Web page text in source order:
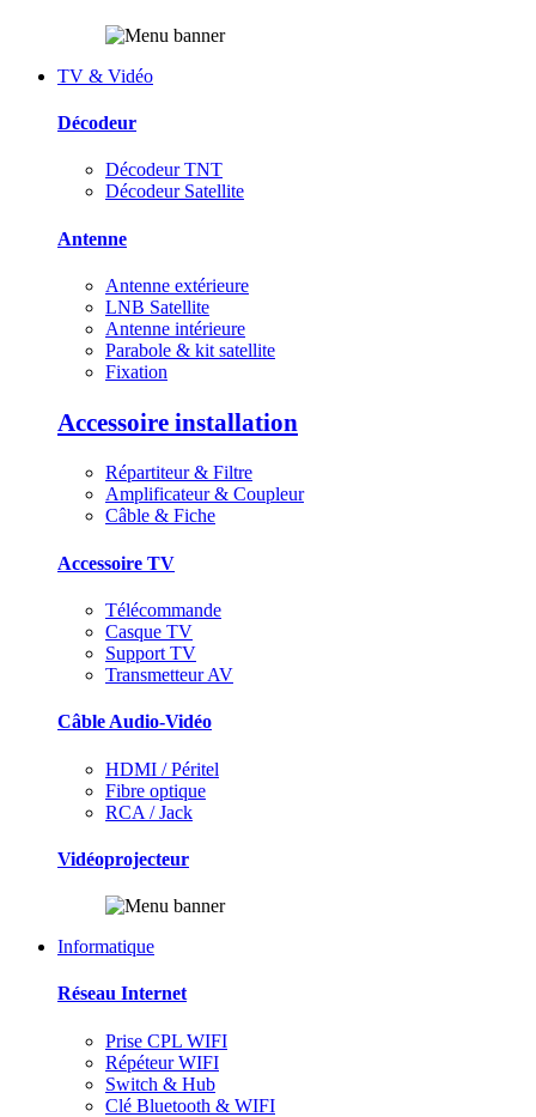
TV & Vidéo
Décodeur
Décodeur TNT
Décodeur Satellite
Antenne
Antenne extérieure
LNB Satellite
Antenne intérieure
Parabole & kit satellite
Fixation
Accessoire installation
Répartiteur & Filtre
Amplificateur & Coupleur
Câble & Fiche
Accessoire TV
Télécommande
Casque TV
Support TV
Transmetteur AV
Câble Audio-Vidéo
HDMI / Péritel
Fibre optique
RCA / Jack
Vidéoprojecteur
Informatique
Réseau Internet
Prise CPL WIFI
Répéteur WIFI
Switch & Hub
Clé Bluetooth & WIFI